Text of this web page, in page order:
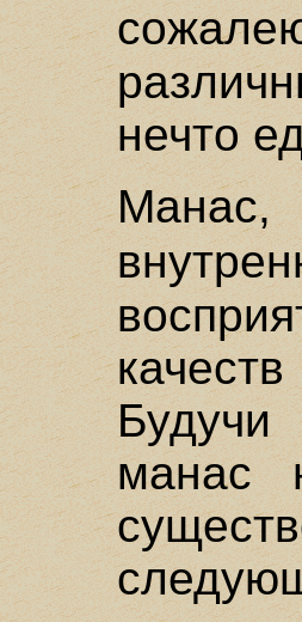
нечто
Манас,
манас